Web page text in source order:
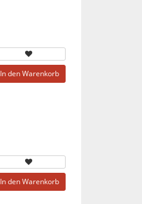
In den Warenkorb
In den Warenkorb